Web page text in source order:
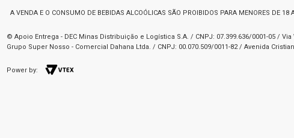
A VENDA E O CONSUMO DE BEBIDAS ALCOÓLICAS SÃO PROIBIDOS PARA MENORES DE 18
© Apoio Entrega - DEC Minas Distribuição e Logística S.A. / CNPJ: 07.399.636/0001-05 /
Grupo Super Nosso - Comercial Dahana Ltda. / CNPJ: 00.070.509/0011-82 / Avenida
Power by: